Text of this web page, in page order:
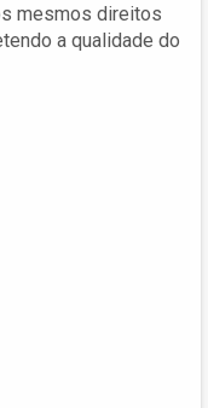
mesmos direitos
a qualidade do